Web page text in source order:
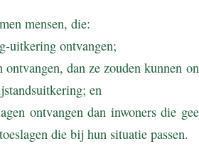
mensen, die:
uitkering ontvangen;
dan ze zouden kunnen
en
ontvangen dan inwoners die
die bij hun situatie passen.